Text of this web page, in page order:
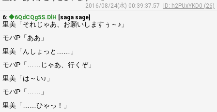
2016/08/24(水) 00:39:37.57
ID: h2PUxYKD0 (26)
6: ◆6QdCQg5S.DlH [saga sage]
里美「それじゃあ、お願いしますぅ～♪」
モバP「ああ」
里美「んしょっと……」
モバP「……じゃあ、行くぞ」
里美「は～い♪」
モバP「……」
里美「……ひゃっ！」